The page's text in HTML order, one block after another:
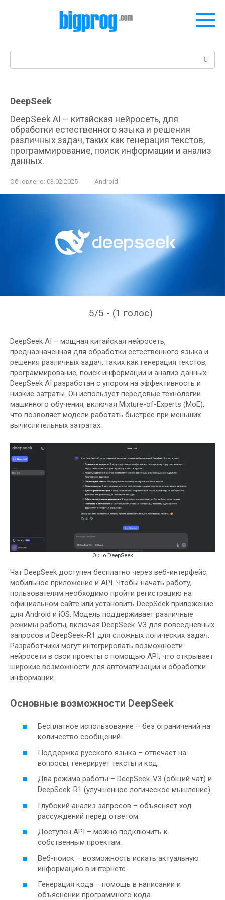
Поиск:
DeepSeek
DeepSeek AI – китайская нейросеть, для
обработки естественного языка и решения
различных задач, таких как генерация текстов,
программирование, поиск информации и анализ
данных.
Обновлено: 03.02.2025 Android
5/5 - (1 голос)
DeepSeek AI – мощная китайская нейросеть,
предназначенная для обработки естественного языка и
решения различных задач, таких как генерация текстов,
программирование, поиск информации и анализ данных.
DeepSeek AI разработан с упором на эффективность и
низкие затраты. Он использует передовые технологии
машинного обучения, включая Mixture-of-Experts (MoE),
что позволяет модели работать быстрее при меньших
вычислительных затратах.
Окно DeepSeek
Чат DeepSeek доступен бесплатно через веб-интерфейс,
мобильное приложение и API. Чтобы начать работу,
пользователям необходимо пройти регистрацию на
официальном сайте или установить DeepSeek приложение
для Android и iOS. Модель поддерживает различные
режимы работы, включая DeepSeek-V3 для повседневных
запросов и DeepSeek-R1 для сложных логических задач.
Разработчики могут интегрировать возможности
нейросети в свои проекты с помощью API, что открывает
широкие возможности для автоматизации и обработки
информации.
Основные возможности DeepSeek
Бесплатное использование – без ограничений на
количество сообщений.
Поддержка русского языка – отвечает на
вопросы, генерирует тексты и код.
Два режима работы – DeepSeek-V3 (общий чат) и
DeepSeek-R1 (улучшенное логическое мышление).
Глубокий анализ запросов – объясняет ход
рассуждений перед ответом.
Доступен API – можно подключить к
собственным проектам.
Веб-поиск – возможность искать актуальную
информацию в интернете.
Генерация кода – помощь в написании и
объяснении программного кода.